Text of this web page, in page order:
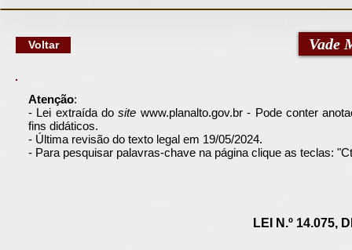
Voltar Vade
Atenção:
- Lei extraída dosite www.planalto.gov.br- Pode conter
fins didáticos.
- Última revisão do texto legal em 19/05/2024.
- Para pesquisar palavras-chave na página clique as teclas:
LEI N.º 14.075,